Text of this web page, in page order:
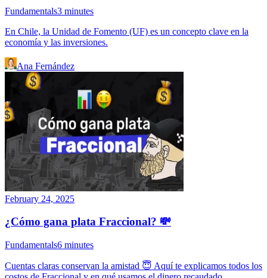
Fundamentals3 minutes
En Chile, la Unidad de Fomento (UF) es un concepto clave en la
economía y las inversiones.
Ana Fernández
February 24, 2025
¿Cómo gana plata Fraccional? 💸
Fundamentals6 minutes
Cuentas claras conservan la amistad 😇 Aquí te explicamos todos los